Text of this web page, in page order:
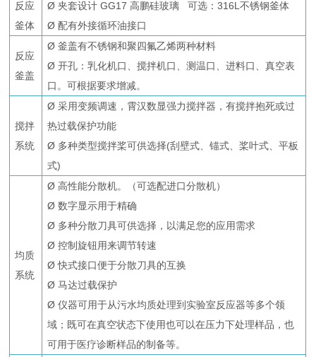
反应
釜体
Ø 夹套设计 GG17 高鹏硅玻璃 可选：316L不锈钢釜体
Ø 配有外接循环油接口
反应
釜盖
Ø 釜盖有不锈钢和聚四氟乙烯两种材料
Ø 开孔：乳化机口、搅拌机口、测温口、进料口、真空表
口。可根据要求增减。
搅拌
系统
Ø 采用变频调速，霄汉数显强力搅拌器，有搅拌抱死或过
热过载保护功能
Ø 多种类型搅拌桨可供选择(刮壁式、锚式、桨叶式、平板
式)
均质
系统
Ø 高性能分散机。（可选配进口分散机）
Ø 数字显示用于精确
Ø 多种分散刀具可供选择，以满足您的应用需求
Ø 控制旋钮用来调节转速
Ø 快式接口便于分散刀具的互换
Ø 马达过载保护
Ø 仪器可用于从污水均质处理到实验室反应器等多个领
域；既可在真空状态下使用也可以在压力下处理样品，也
可用于医疗诊断样品的制备等。